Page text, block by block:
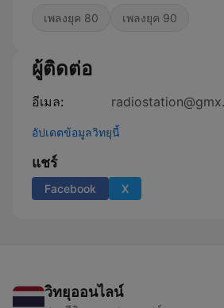
เพลงยุค 80 เพลงยุค 90
ผู้ติดต่อ
อีเมล:
อัปเดตข้อมูลวิทยุนี้
แชร์
Facebook X
วิทยุออนไลน์